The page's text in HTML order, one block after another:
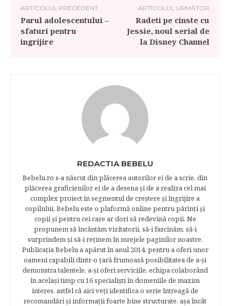
ARTICOLUL PRECEDENT
Parul adolescentului –
sfaturi pentru
ingrijire
ARTICOLUL URMĂTOR
Radeti pe cinste cu
Jessie, noul serial de
la Disney Channel
REDACTIA BEBELU
Bebelu.ro s-a născut din plăcerea autorilor ei de a scrie, din
plăcerea graficienilor ei de a desena şi de a realiza cel mai
complex proiect în segmentul de creştere şi îngrijire a
copilului. Bebelu este o plaformă online pentru părinţi şi
copii şi pentru cei care ar dori să redevină copii. Ne
propunem să încântăm vizitatorii, să-i fascinăm, să-i
surprindem şi să-i reţinem în mrejele paginilor noastre.​
Publicația Bebelu a apărut în anul 2014, pentru a oferi unor
oameni capabili dintr-o ţară frumoasă posibilitatea de a-şi
demonstra talentele, a-şi oferi serviciile, echipa colaborând
în acelaşi timp cu 16 specialişti în domeniile de maxim
interes, astfel că aici veţi identifica o serie întreagă de
recomandări şi informaţii foarte bine structurate, aşa încât